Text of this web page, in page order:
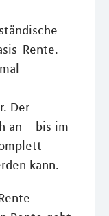
Rente.
Der
an – bis im
kann.